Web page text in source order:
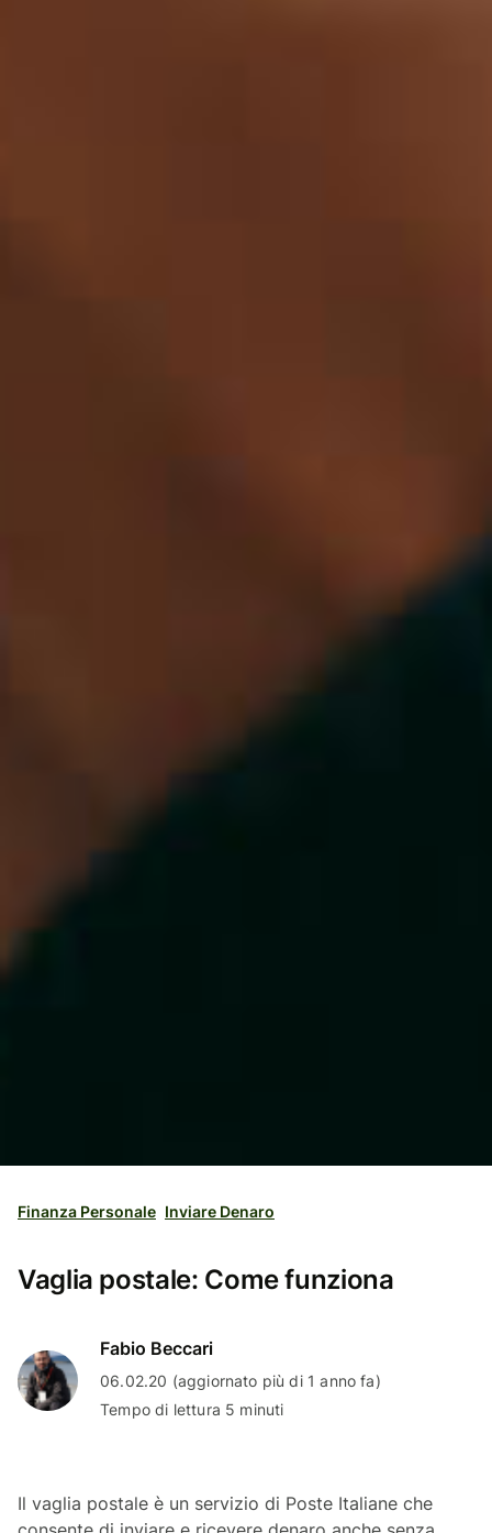
Finanza Personale Inviare Denaro
Vaglia postale: Come funziona
Fabio Beccari
06.02.20 (aggiornato più di 1 anno fa)
Tempo di lettura 5 minuti
Il vaglia postale è un servizio di Poste Italiane che